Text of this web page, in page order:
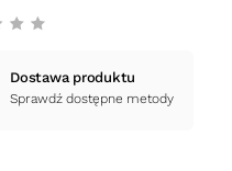
Dostawa produktu
Sprawdź dostępne metody